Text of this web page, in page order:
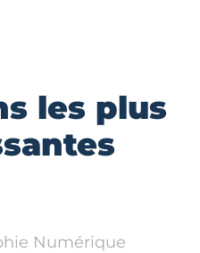
les plus
Numérique